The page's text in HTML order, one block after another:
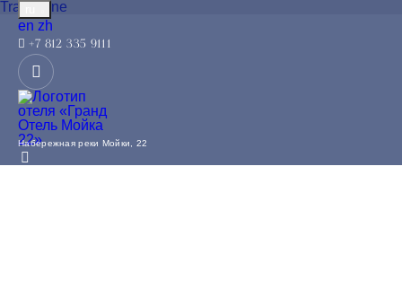
English
en 中文
zh
+7 812 335 9111
Набережная реки Мойки, 22
TravelLine